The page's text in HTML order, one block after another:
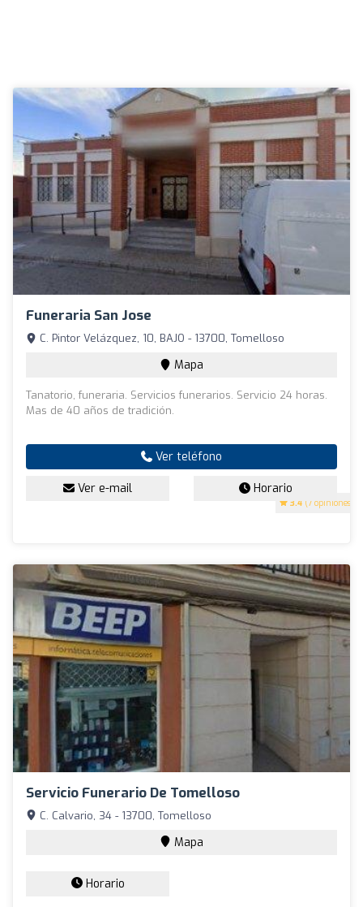
Funeraria San Jose
3.4 (7 opiniones)
C. Pintor Velázquez, 10, BAJO - 13700, Tomelloso
Mapa
Tanatorio, funeraria. Servicios funerarios. Servicio 24 horas.
Mas de 40 años de tradición.
Ver teléfono
Ver e-mail Horario
Servicio Funerario De Tomelloso
C. Calvario, 34 - 13700, Tomelloso
Mapa
Horario